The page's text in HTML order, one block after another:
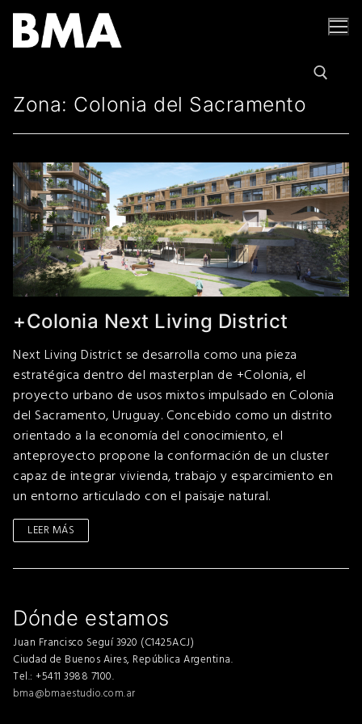
contenido
Buscar por:
Zona: Colonia del Sacramento
+Colonia Next Living District
Next Living District se desarrolla como una pieza
estratégica dentro del masterplan de +Colonia, el
proyecto urbano de usos mixtos impulsado en Colonia
del Sacramento, Uruguay. Concebido como un distrito
orientado a la economía del conocimiento, el
anteproyecto propone la conformación de un cluster
capaz de integrar vivienda, trabajo y esparcimiento en
un entorno articulado con el paisaje natural.
LEER MÁS
Dónde estamos
Juan Francisco Seguí 3920 (C1425ACJ)
Ciudad de Buenos Aires, República Argentina.
Tel.: +5411 3988 7100.
bma@bmaestudio.com.ar